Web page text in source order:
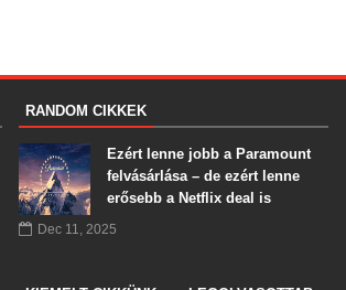
RANDOM CIKKEK
Ezért lenne jobb a Paramount
felvásárlása – de ezért lenne
erősebb a Netflix deal is
Dec 11, 2025